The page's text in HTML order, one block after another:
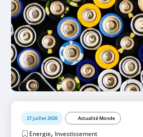
27 juillet 2026 Actualité Monde
Energie, Investissement